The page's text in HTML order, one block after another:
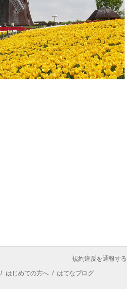
規約違反を通報する
/ はじめての方へ/ はてなブログ